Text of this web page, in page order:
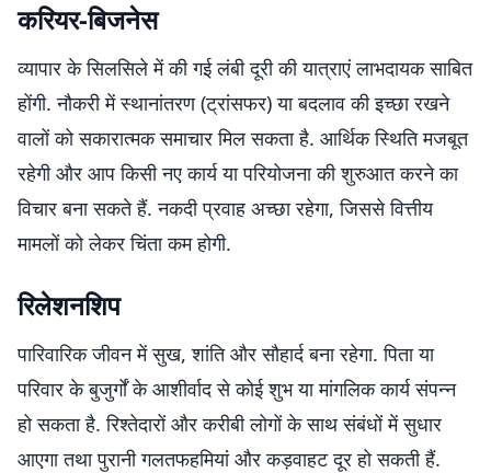
करियर-बिजनेस
व्यापार के सिलसिले में की गई लंबी दूरी की यात्राएं लाभदायक साबित
होंगी. नौकरी में स्थानांतरण (ट्रांसफर) या बदलाव की इच्छा रखने
वालों को सकारात्मक समाचार मिल सकता है. आर्थिक स्थिति मजबूत
रहेगी और आप किसी नए कार्य या परियोजना की शुरुआत करने का
विचार बना सकते हैं. नकदी प्रवाह अच्छा रहेगा, जिससे वित्तीय
मामलों को लेकर चिंता कम होगी.
रिलेशनशिप
पारिवारिक जीवन में सुख, शांति और सौहार्द बना रहेगा. पिता या
परिवार के बुजुर्गों के आशीर्वाद से कोई शुभ या मांगलिक कार्य संपन्न
हो सकता है. रिश्तेदारों और करीबी लोगों के साथ संबंधों में सुधार
आएगा तथा पुरानी गलतफहमियां और कड़वाहट दूर हो सकती हैं.